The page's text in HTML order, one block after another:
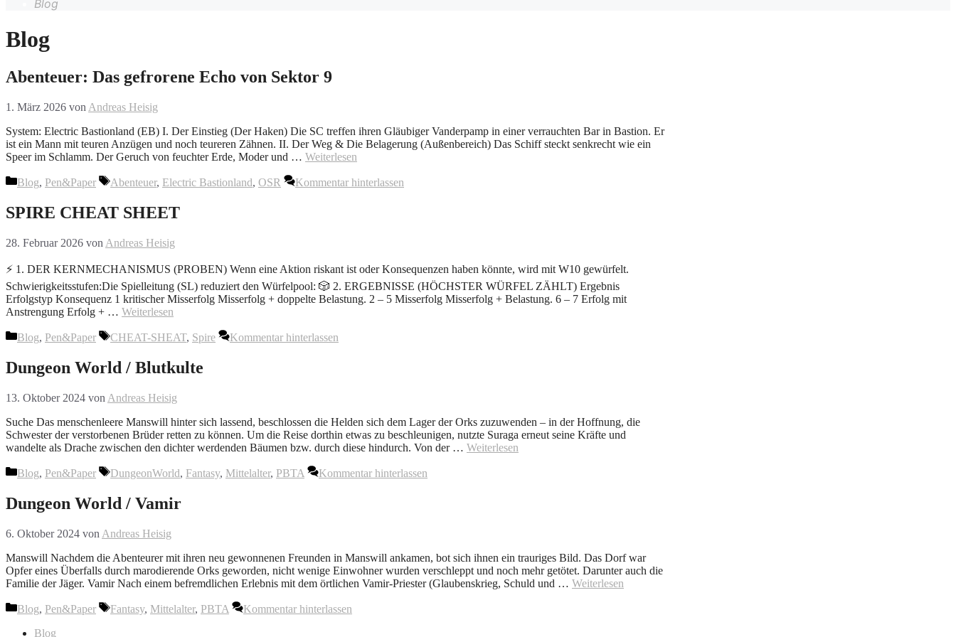
Blog
Blog
Abenteuer: Das gefrorene Echo von Sektor 9
1. März 2026 von Andreas Heisig
System: Electric Bastionland (EB) I. Der Einstieg (Der Haken) Die SC treffen ihren Gläubiger Vanderpamp in einer verrauchten Bar in Bastion. Er
ist ein Mann mit teuren Anzügen und noch teureren Zähnen. II. Der Weg & Die Belagerung (Außenbereich) Das Schiff steckt senkrecht wie ein
Speer im Schlamm. Der Geruch von feuchter Erde, Moder und … Weiterlesen
Kategorien
Blog, Pen&Paper Schlagwörter
Abenteuer, Electric Bastionland, OSR Kommentar hinterlassen
SPIRE CHEAT SHEET
28. Februar 2026 von Andreas Heisig
⚡ 1. DER KERNMECHANISMUS (PROBEN) Wenn eine Aktion riskant ist oder Konsequenzen haben könnte, wird mit W10 gewürfelt.
Schwierigkeitsstufen:Die Spielleitung (SL) reduziert den Würfelpool: 🎲 2. ERGEBNISSE (HÖCHSTER WÜRFEL ZÄHLT) Ergebnis
Erfolgstyp Konsequenz 1 kritischer Misserfolg Misserfolg + doppelte Belastung. 2 – 5 Misserfolg Misserfolg + Belastung. 6 – 7 Erfolg mit
Anstrengung Erfolg + … Weiterlesen
Kategorien
Blog, Pen&Paper Schlagwörter
CHEAT-SHEAT, Spire Kommentar hinterlassen
Dungeon World / Blutkulte
13. Oktober 2024 von Andreas Heisig
Suche Das menschenleere Manswill hinter sich lassend, beschlossen die Helden sich dem Lager der Orks zuzuwenden – in der Hoffnung, die
Schwester der verstorbenen Brüder retten zu können. Um die Reise dorthin etwas zu beschleunigen, nutzte Suraga erneut seine Kräfte und
wandelte als Drache zwischen den dichter werdenden Bäumen bzw. durch diese hindurch. Von der … Weiterlesen
Kategorien
Blog, Pen&Paper Schlagwörter
DungeonWorld, Fantasy, Mittelalter, PBTA Kommentar hinterlassen
Dungeon World / Vamir
6. Oktober 2024 von Andreas Heisig
Manswill Nachdem die Abenteurer mit ihren neu gewonnenen Freunden in Manswill ankamen, bot sich ihnen ein trauriges Bild. Das Dorf war
Opfer eines Überfalls durch marodierende Orks geworden, nicht wenige Einwohner wurden verschleppt und noch mehr getötet. Darunter auch die
Familie der Jäger. Vamir Nach einem befremdlichen Erlebnis mit dem örtlichen Vamir-Priester (Glaubenskrieg, Schuld und … Weiterlesen
Kategorien
Blog, Pen&Paper Schlagwörter
Fantasy, Mittelalter, PBTA
Kommentar hinterlassen
Blog